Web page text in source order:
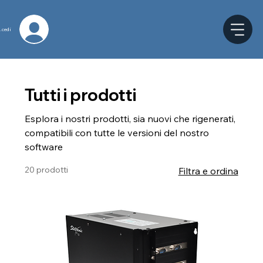
Tutti i prodotti
Esplora i nostri prodotti, sia nuovi che rigenerati,
compatibili con tutte le versioni del nostro
software
20 prodotti Filtra e ordina